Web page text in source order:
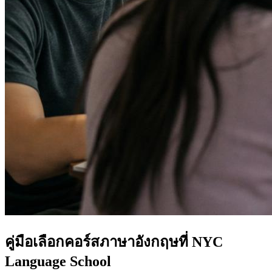
คู่มือเลือกคอร์สภาษาอังกฤษที่ NYC
Language School